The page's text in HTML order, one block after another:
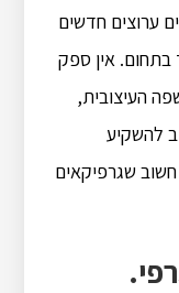
ערוצים חדשים
בתחום. אין ספק
העיצובית,
להשקיע
שגרפיקאים